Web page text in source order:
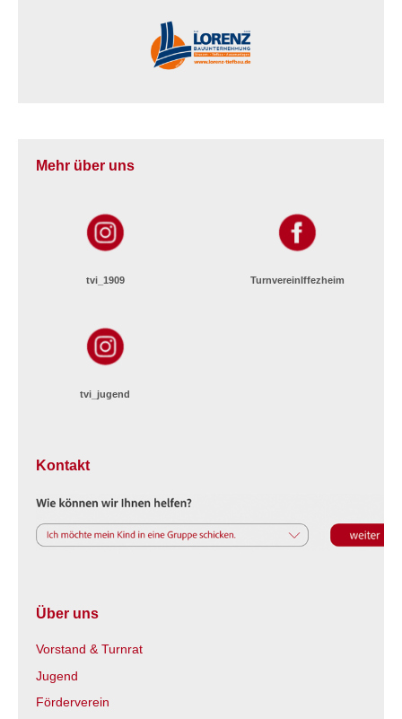
Mehr über uns
tvi_1909 TurnvereinIffezheim
tvi_jugend
Kontakt
Über uns
Vorstand & Turnrat
Jugend
Förderverein